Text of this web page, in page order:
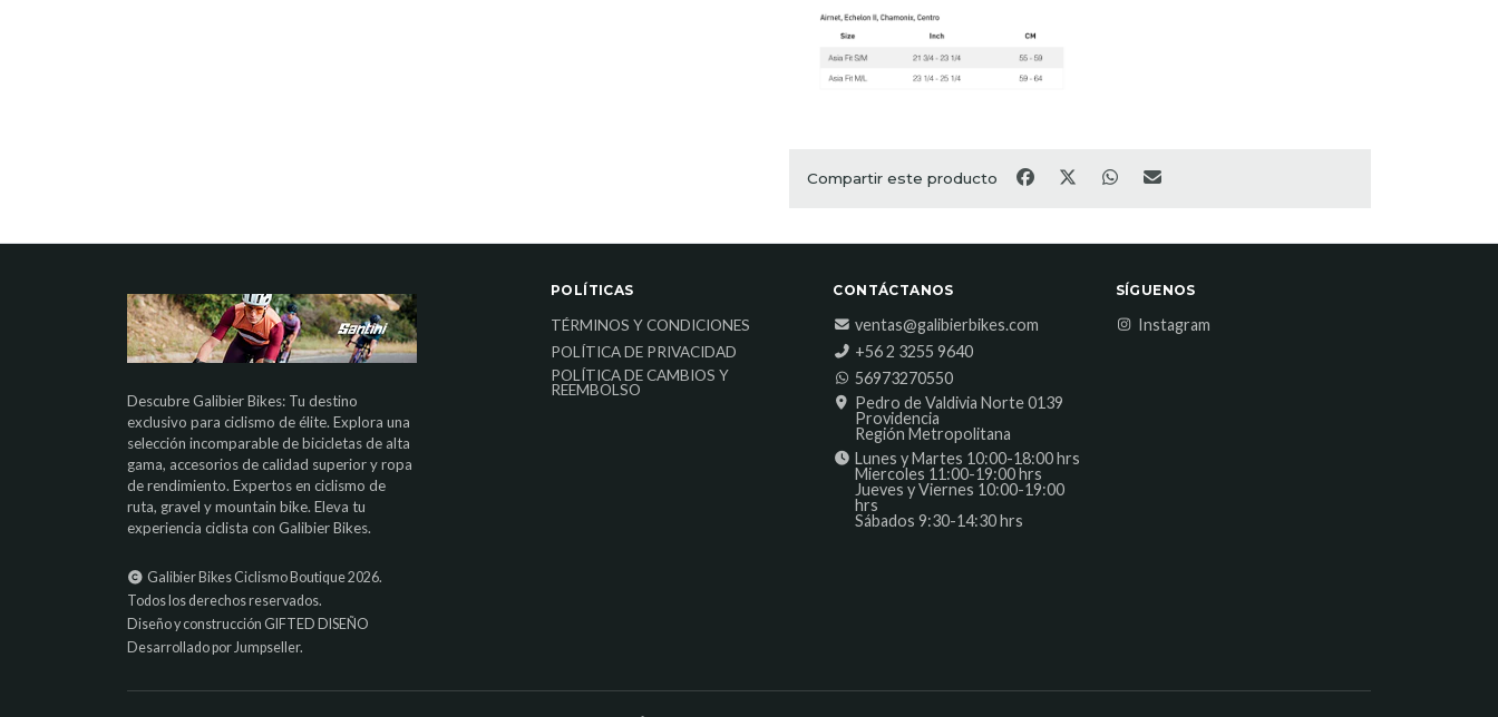
Compartir este producto
Descubre Galibier Bikes: Tu destino
exclusivo para ciclismo de élite. Explora una
selección incomparable de bicicletas de alta
gama, accesorios de calidad superior y ropa
de rendimiento. Expertos en ciclismo de
ruta, gravel y mountain bike. Eleva tu
experiencia ciclista con Galibier Bikes.
Galibier Bikes Ciclismo Boutique 2026.
Todos los derechos reservados.
Diseño y construcción GIFTED DISEÑO
Desarrollado por Jumpseller.
POLÍTICAS
TÉRMINOS Y CONDICIONES
POLÍTICA DE PRIVACIDAD
POLÍTICA DE CAMBIOS Y
REEMBOLSO
CONTÁCTANOS
ventas@galibierbikes.com
‎+56 2 3255 9640
56973270550
Pedro de Valdivia Norte 0139
Providencia
Región Metropolitana
Lunes y Martes 10:00-18:00 hrs
Miercoles 11:00-19:00 hrs
Jueves y Viernes 10:00-19:00
hrs
Sábados 9:30-14:30 hrs
SÍGUENOS
Instagram